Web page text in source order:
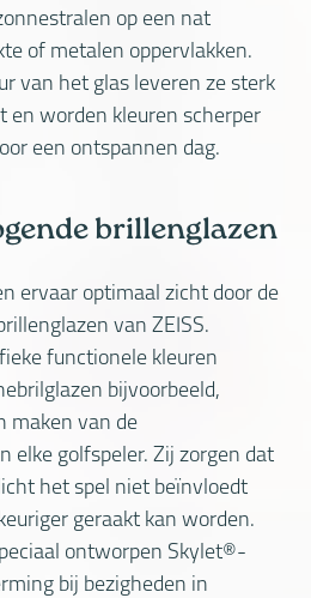
op een nat
of metalen oppervlakken.
van het glas leveren ze sterk
en worden kleuren scherper
een ontspannen dag.
brillenglazen
ervaar optimaal zicht door de
van ZEISS.
functionele kleuren
bijvoorbeeld,
maken van de
elke golfspeler. Zij zorgen dat
het spel niet beïnvloedt
geraakt kan worden.
ontworpen Skylet®-
bij bezigheden in